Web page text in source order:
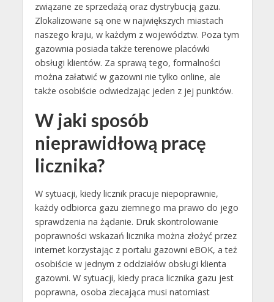
związane ze sprzedażą oraz dystrybucją gazu.
Zlokalizowane są one w największych miastach
naszego kraju, w każdym z województw. Poza tym
gazownia posiada także terenowe placówki
obsługi klientów. Za sprawą tego, formalności
można załatwić w gazowni nie tylko online, ale
także osobiście odwiedzając jeden z jej punktów.
W jaki sposób
nieprawidłową pracę
licznika?
W sytuacji, kiedy licznik pracuje niepoprawnie,
każdy odbiorca gazu ziemnego ma prawo do jego
sprawdzenia na żądanie. Druk skontrolowanie
poprawności wskazań licznika można złożyć przez
internet korzystając z portalu gazowni eBOK, a też
osobiście w jednym z oddziałów obsługi klienta
gazowni. W sytuacji, kiedy praca licznika gazu jest
poprawna, osoba zlecająca musi natomiast